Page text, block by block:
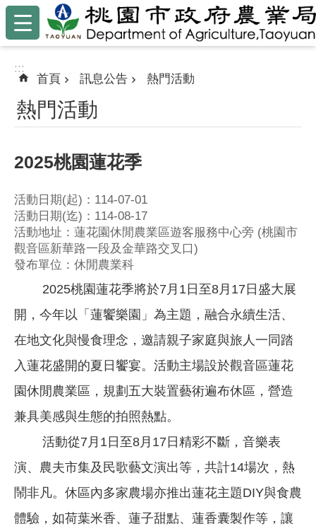
跳到主要內容區塊
:::
:::
首頁 訊息公告 熱門活動
熱門活動
2025桃園蓮花季
活動日期(起)：114-07-01
活動日期(迄)：114-08-17
活動地址：蓮花園休閒農業區遊客服務中心旁 (桃園市
觀音區新華路一段及金華路交叉口)
發布單位：休閒農業科
2025桃園蓮花季將於7月1日至8月17日盛大展
開，今年以「蓮饗樂園」為主題，融合永續生活、
在地文化與慢食理念，邀請親子家庭與旅人一同踏
入蓮花盛開的夏日饗宴。活動主場設於觀音區蓮花
園休閒農業區，規劃五大裝置藝術遍布休區，營造
兼具美感與生態的拍照熱點。
活動從7月1日至8月17日精彩不斷，音樂表
演、農夫市集及民歌藝文演出等，共計14場次，熱
鬧非凡。休區內多家農場亦推出蓮花主題DIY與食農
體驗，如荷葉米香、蓮子甜點、蓮香囊製作等，讓